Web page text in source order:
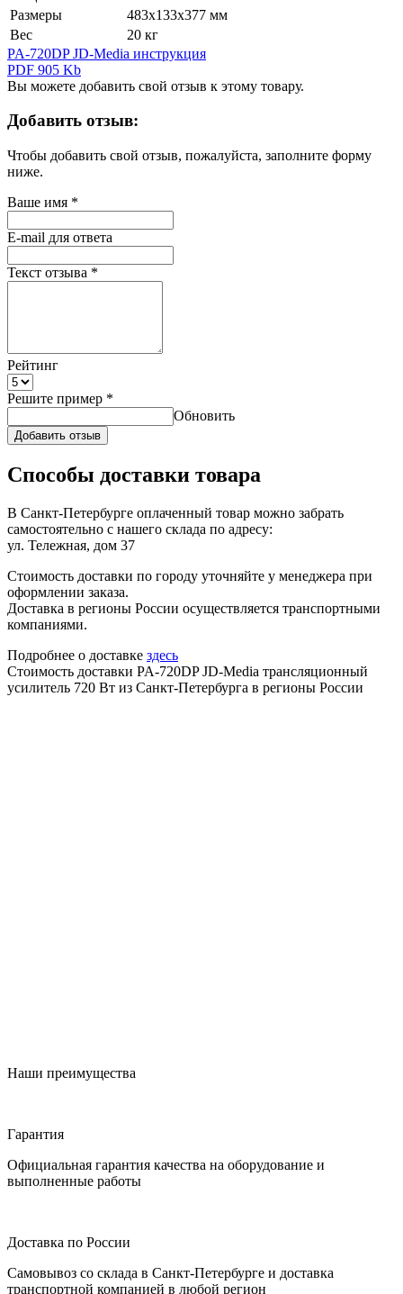
Размеры
483х133х377 мм
Вес
20 кг
PA-720DP JD-Media инструкция
PDF 905 Kb
Вы можете добавить свой отзыв к этому товару.
Добавить отзыв:
Чтобы добавить свой отзыв, пожалуйста, заполните форму
ниже.
Ваше имя *
E-mail для ответа
Текст отзыва *
Рейтинг
Решите пример *
Обновить
Добавить отзыв
Способы доставки товара
В Санкт-Петербурге оплаченный товар можно забрать
самостоятельно с нашего склада по адресу:
ул. Тележная, дом 37
Стоимость доставки по городу уточняйте у менеджера при
оформлении заказа.
Доставка в регионы России осуществляется транспортными
компаниями.
Подробнее о доставке здесь
Стоимость доставки PA-720DP JD-Media трансляционный
усилитель 720 Вт из Санкт-Петербурга в регионы России
Наши преимущества
Гарантия
Официальная гарантия качества на оборудование и
выполненные работы
Доставка по России
Самовывоз со склада в Санкт-Петербурге и доставка
транспортной компанией в любой регион